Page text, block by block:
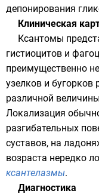
депонирования
Клиническая
Ксантомы
гистиоцитов и
преимущественно
узелков и бугорков
различной
Локализация
разгибательных
суставов, на
возраста нередко
ксантелазмы.
Диагностика